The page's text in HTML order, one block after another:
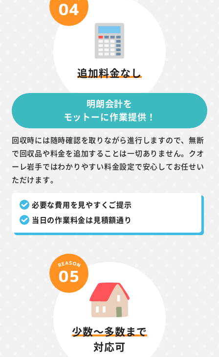
追加料金なし
明朗会計を
モットーに作業提供！
回収時には随時確認を取りながら進行しますので、無断
で回収品や料金を追加することは一切ありません。クオ
ーレ岩手ではわかりやすい料金設定で安心してお任せい
ただけます。
必要な費用を見やすくご提示
当日の作業料金は見積額通り
少数～多数まで
対応可